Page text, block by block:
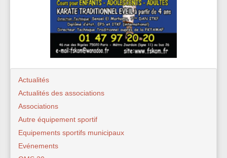
Actualités
Actualités des associations
Associations
Autre équipement sportif
Equipements sportifs municipaux
Evénements